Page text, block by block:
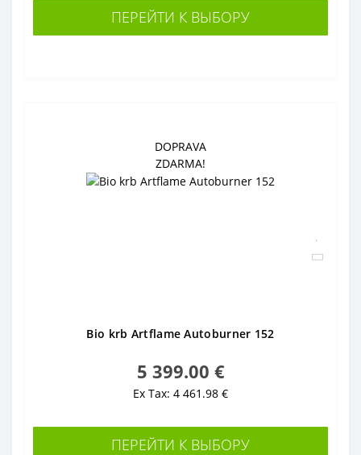
ПЕРЕЙТИ К ВЫБОРУ
DOPRAVA
ZDARMA!
Bio krb Artflame Autoburner 152
5 399.00 €
Ex Tax: 4 461.98 €
ПЕРЕЙТИ К ВЫБОРУ